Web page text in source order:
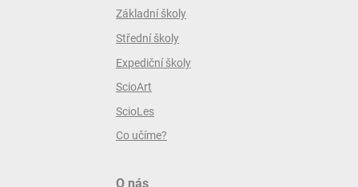
Základní školy
Střední školy
Expediční školy
ScioArt
ScioLes
Co učíme?
O nás